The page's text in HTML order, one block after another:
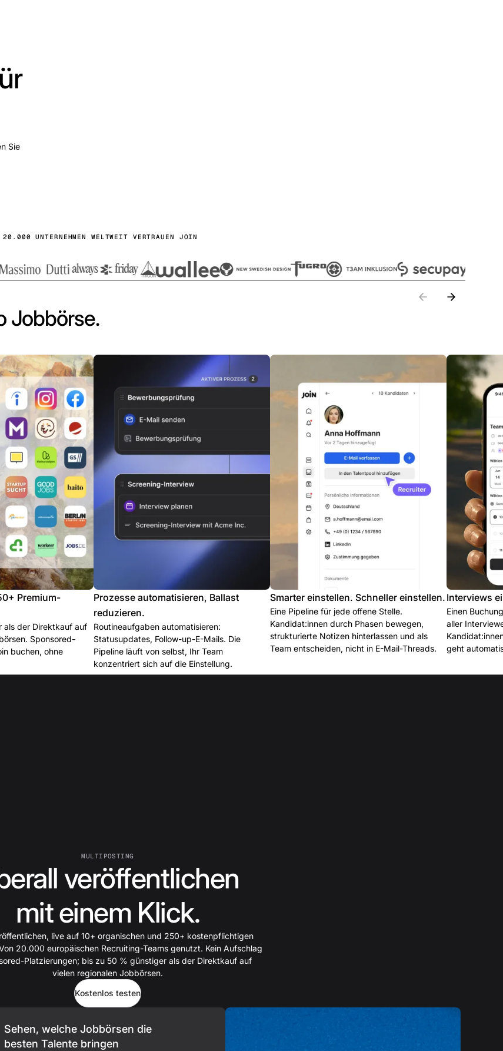
Sie
20.000 UNTERNEHMEN WELTWEIT VERTRAUEN JOIN
Jobbörse.
Premium-
als der Direktkauf auf
Sponsored-
buchen, ohne
Prozesse automatisieren, Ballast
reduzieren.
Routineaufgaben automatisieren:
Statusupdates, Follow-up-E-Mails. Die
Pipeline läuft von selbst, Ihr Team
konzentriert sich auf die Einstellung.
Smarter einstellen. Schneller einstellen.
Eine Pipeline für jede offene Stelle.
Kandidat:innen durch Phasen bewegen,
strukturierte Notizen hinterlassen und als
Team entscheiden, nicht in E-Mail-Threads.
Interviews
Einen
aller
geht
MULTIPOSTING
veröffentlichen
mit einem Klick.
live auf 10+ organischen und 250+ kostenpflichtigen
20.000 europäischen Recruiting-Teams genutzt. Kein Aufschlag
Platzierungen; bis zu 50 % günstiger als der Direktkauf auf
vielen regionalen Jobbörsen.
Kostenlos testen
Sehen, welche Jobbörsen die
besten Talente bringen